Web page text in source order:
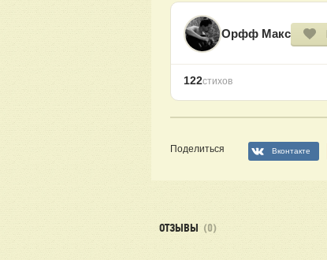
Орфф Макс
122стихов
Поделиться Вконтакте
ОТЗЫВЫ (0)